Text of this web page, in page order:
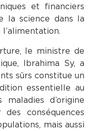
et financiers
la science dans la
le ministre de
Ibrahima Sy, a
sûrs constitue un
essentielle au
d’origine
conséquences
mais aussi